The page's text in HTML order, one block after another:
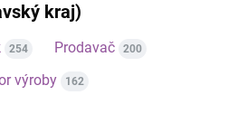
kraj)
254 Prodavač 200
výroby 162